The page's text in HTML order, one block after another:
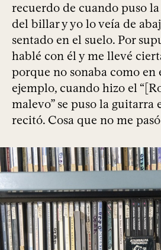
recuerdo de cuando puso
del billar y yo lo veía de
sentado en el suelo. Por
hablé con él y me llevé
porque no sonaba como en
ejemplo, cuando hizo el
malevo” se puso la guitarra
recitó. Cosa que no me